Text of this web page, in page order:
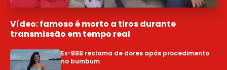
Vídeo: famoso é morto a tiros durante
transmissão em tempo real
Ex-BBB reclama de dores após procedimento
no bumbum
Vídeo: caminhão atinge muro de grande
mercado em Mussuruganga
Extorsão do CV contra comerciantes vira alvo
de operação em Salvador